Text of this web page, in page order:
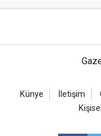
Künye İletişim